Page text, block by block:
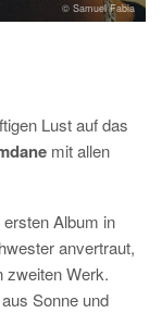
© Samuel Fabia
Lust auf das
mit allen
ersten Album in
anvertraut,
zweiten Werk.
Sonne und